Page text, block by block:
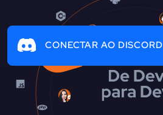
CONECTAR AO DISCORD